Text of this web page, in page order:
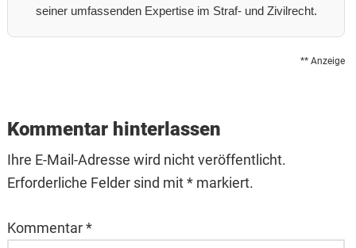
seiner umfassenden Expertise im Straf- und Zivilrecht.
** Anzeige
Interactions
Kommentar hinterlassen
Ihre E-Mail-Adresse wird nicht veröffentlicht.
Erforderliche Felder sind mit * markiert.
Kommentar*